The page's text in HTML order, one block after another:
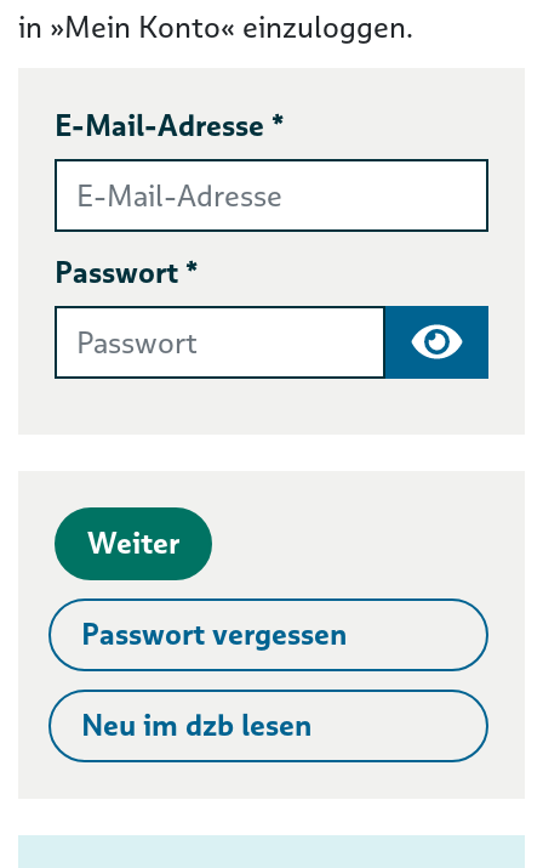
in »Mein Konto« einzuloggen.
E-Mail-Adresse *
Passwort *
Weiter
Passwort vergessen
Neu im dzb lesen